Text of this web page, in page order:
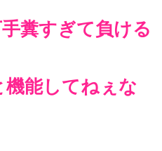
糞すぎて負ける
能してねぇな